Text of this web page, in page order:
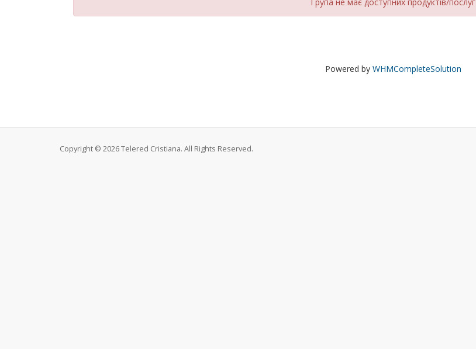
Powered by WHMCompleteSolution
Copyright © 2026 Telered Cristiana. All Rights Reserved.